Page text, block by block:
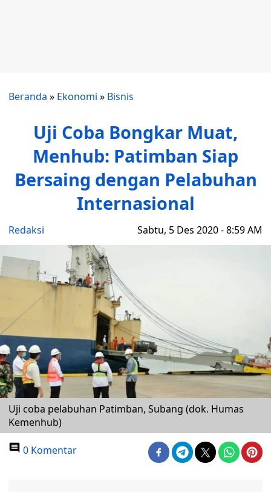
Beranda » Ekonomi » Bisnis
Uji Coba Bongkar Muat,
Menhub: Patimban Siap
Bersaing dengan Pelabuhan
Internasional
Redaksi Sabtu, 5 Des 2020 - 8:59 AM
Uji coba pelabuhan Patimban, Subang (dok. Humas
Kemenhub)
0 Komentar